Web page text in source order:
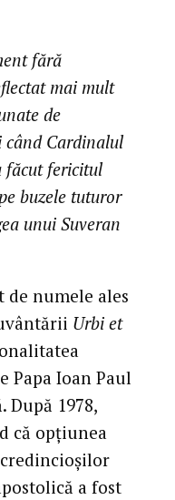
fără
mai mult
de
Cardinalul
făcut fericitul
buzele tuturor
unui Suveran
de numele ales
Urbi et
Ioan Paul
1978,
că opţiunea
a fost